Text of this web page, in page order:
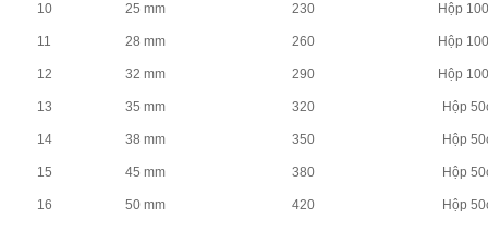
10 25 mm 230 Hộp
11 28 mm 260 Hộp
12 32 mm 290 Hộp
13 35 mm 320 Hộp
14 38 mm 350 Hộp
15 45 mm 380 Hộp
16 50 mm 420 Hộp